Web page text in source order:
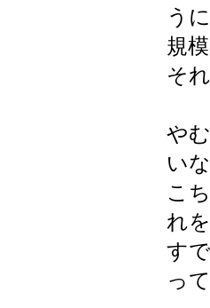
う
規
そ
や
い
こ
れ
す
っ